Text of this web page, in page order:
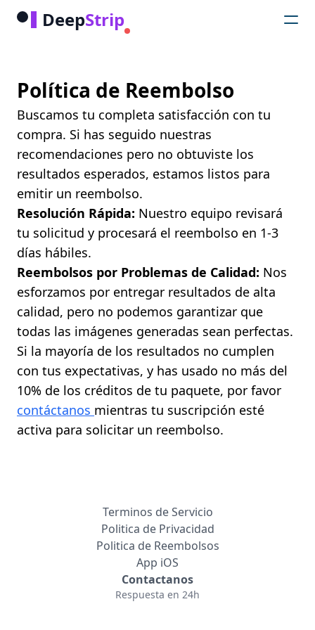
DeepStrip
Política de Reembolso
Buscamos tu completa satisfacción con tu
compra. Si has seguido nuestras
recomendaciones pero no obtuviste los
resultados esperados, estamos listos para
emitir un reembolso.
Resolución Rápida: Nuestro equipo revisará
tu solicitud y procesará el reembolso en 1-3
días hábiles.
Reembolsos por Problemas de Calidad: Nos
esforzamos por entregar resultados de alta
calidad, pero no podemos garantizar que
todas las imágenes generadas sean perfectas.
Si la mayoría de los resultados no cumplen
con tus expectativas, y has usado no más del
10% de los créditos de tu paquete, por favor
contáctanos mientras tu suscripción esté
activa para solicitar un reembolso.
Terminos de Servicio
Politica de Privacidad
Politica de Reembolsos
App iOS
Contactanos
Respuesta en 24h